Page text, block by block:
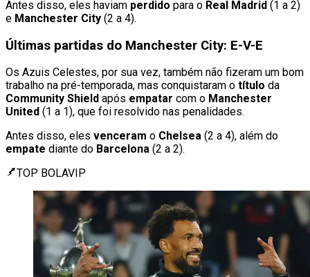
Antes disso, eles haviam perdido para o Real Madrid (1 a 2)
e Manchester City (2 a 4).
Últimas partidas do Manchester City: E-V-E
Os Azuis Celestes, por sua vez, também não fizeram um bom
trabalho na pré-temporada, mas conquistaram o título da
Community Shield após empatar com o Manchester
United (1 a 1), que foi resolvido nas penalidades.
Antes disso, eles venceram o Chelsea (2 a 4), além do
empate diante do Barcelona (2 a 2).
TOP BOLAVIP